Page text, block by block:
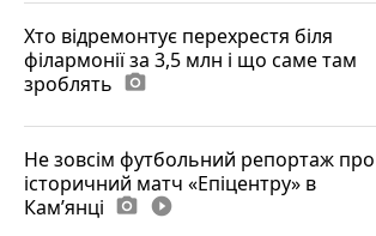
Хто відремонтує перехрестя біля
філармонії за 3,5 млн і що саме там
зроблять photo_camera
Не зовсім футбольний репортаж про
історичний матч «Епіцентру» в
Камʼянці photo_camera play_circle_filled